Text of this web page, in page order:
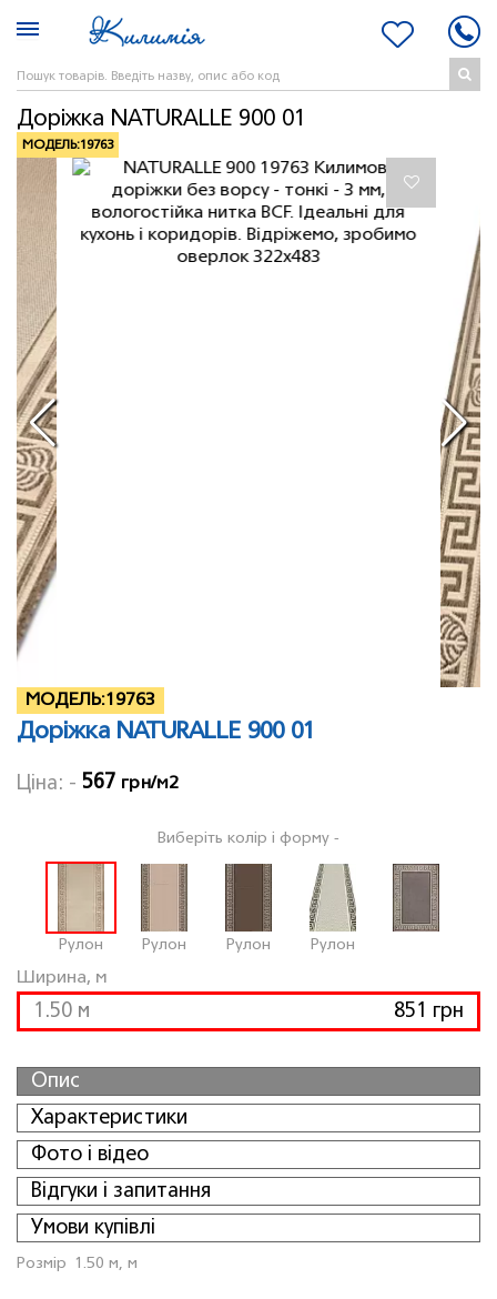
Доріжка NATURALLE 900 01
МОДЕЛЬ:19763
МОДЕЛЬ:19763
Доріжка NATURALLE 900 01
Ціна: - 567 грн/м2
Ширина, м
1.50 м 851 грн
Виберіть колір і форму -
Рулон Рулон Рулон Рулон
Опис
Характеристики
Фото і відео
Відгуки і запитання
Умови купівлі
Розмiр 1.50 м, м